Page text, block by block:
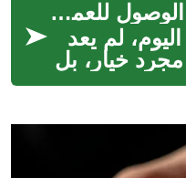
تطوير استراتيجيات الوصول للعملاء عبر القنوات الرقمية
لم يعد
مجرد خيار، بل
والازدهار.